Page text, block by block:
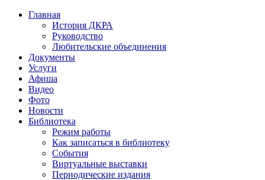
Главная
История ДКРА
Руководство
Любительские объединения
Документы
Услуги
Афиша
Видео
Фото
Новости
Библиотека
Режим работы
Как записаться в библиотеку
События
Виртуальные выставки
Периодические издания